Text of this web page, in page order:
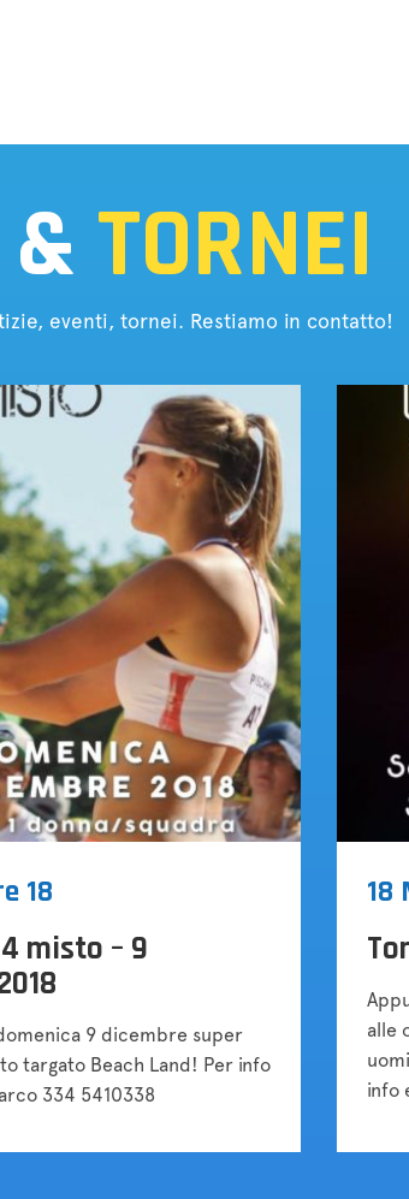
TORNEI
eventi, tornei. Restiamo in contatto!
Tornei
18
misto – 9
9 dicembre super
targato Beach Land! Per info
334 5410338
18
alle
info